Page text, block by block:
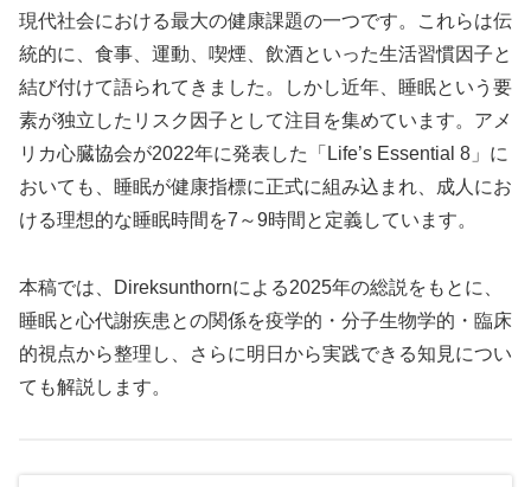
現代社会における最大の健康課題の一つです。これらは伝
統的に、食事、運動、喫煙、飲酒といった生活習慣因子と
結び付けて語られてきました。しかし近年、睡眠という要
素が独立したリスク因子として注目を集めています。アメ
リカ心臓協会が2022年に発表した「Life’s Essential 8」に
おいても、睡眠が健康指標に正式に組み込まれ、成人にお
ける理想的な睡眠時間を7～9時間と定義しています。
本稿では、Direksunthornによる2025年の総説をもとに、
睡眠と心代謝疾患との関係を疫学的・分子生物学的・臨床
的視点から整理し、さらに明日から実践できる知見につい
ても解説します。